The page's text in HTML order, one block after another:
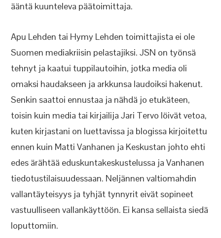
ääntä kuunteleva päätoimittaja.
Apu Lehden tai Hymy Lehden toimittajista ei ole
Suomen mediakriisin pelastajiksi. JSN on työnsä
tehnyt ja kaatui tuppilautoihin, jotka media oli
omaksi haudakseen ja arkkunsa laudoiksi hakenut.
Senkin saattoi ennustaa ja nähdä jo etukäteen,
toisin kuin media tai kirjailija Jari Tervo löivät vetoa,
kuten kirjastani on luettavissa ja blogissa kirjoitettu
ennen kuin Matti Vanhanen ja Keskustan johto ehti
edes ärähtää eduskuntakeskustelussa ja Vanhanen
tiedotustilaisuudessaan. Neljännen valtiomahdin
vallantäyteisyys ja tyhjät tynnyrit eivät sopineet
vastuulliseen vallankäyttöön. Ei kansa sellaista siedä
loputtomiin.